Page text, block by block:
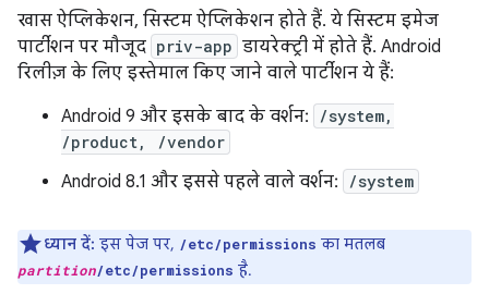
खास ऐप्लिकेशन, सिस्टम ऐप्लिकेशन होते हैं. ये सिस्टम इमेज
पार्टीशन पर मौजूद priv-app डायरेक्ट्री में होते हैं. Android
रिलीज़ के लिए इस्तेमाल किए जाने वाले पार्टीशन ये हैं:
Android 9 और इसके बाद के वर्शन:
/system,
/product, /vendor
Android 8.1 और इससे पहले वाले वर्शन: /system
ध्यान दें: इस पेज पर, /etc/permissions का मतलब
partition/etc/permissions है.